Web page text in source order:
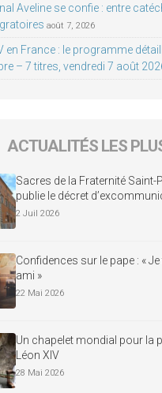
Aveline se confie : entre
août 7, 2026
en France : le programme
– 7 titres, vendredi 7 août
ACTUALITÉS LES
Sacres de la Fraternité Saint-
publie le décret
2 Juil 2026
Confidences sur le pape : «
ami »
22 Mai 2026
Un chapelet mondial pour la
Léon XIV
28 Mai 2026